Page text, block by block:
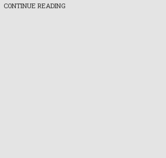
CONTINUE READING